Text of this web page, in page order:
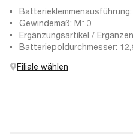
Pluspol
Gewindemaß: M10
Ergänzungsartikel /
Batteriepoldurchmesser:
Filiale wählen